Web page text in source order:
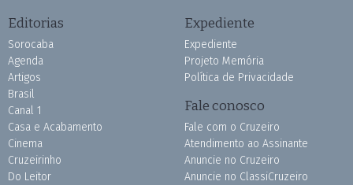
Editorias
Sorocaba
Agenda
Artigos
Brasil
Canal 1
Casa e Acabamento
Cinema
Cruzeirinho
Do Leitor
Expediente
Expediente
Projeto Memória
Política de Privacidade
Fale conosco
Fale com o Cruzeiro
Atendimento ao Assinante
Anuncie no Cruzeiro
Anuncie no ClassiCruzeiro